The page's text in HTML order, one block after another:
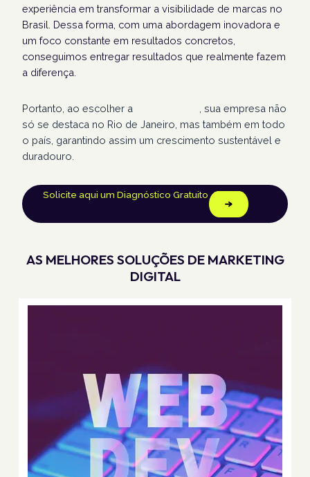
experiência em transformar a visibilidade de marcas no
Brasil. Dessa forma, com uma abordagem inovadora e
um foco constante em resultados concretos,
conseguimos entregar resultados que realmente fazem
a diferença.
Portanto, ao escolher a
, sua empresa não
só se destaca no Rio de Janeiro, mas também em todo
o país, garantindo assim um crescimento sustentável e
duradouro.
Solicite aqui um Diagnóstico Gratuito
AS MELHORES SOLUÇÕES DE MARKETING
DIGITAL